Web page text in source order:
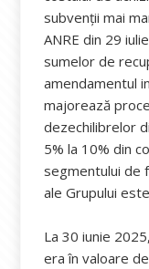
subvenții mai
ANRE din 29
sumelor de
amendamentul
majorează
dezechilibrelor
5% la 10% din
segmentului de
ale Grupului
La 30 iunie
era în valoare